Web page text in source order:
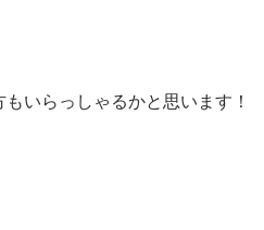
いらっしゃるかと思います！